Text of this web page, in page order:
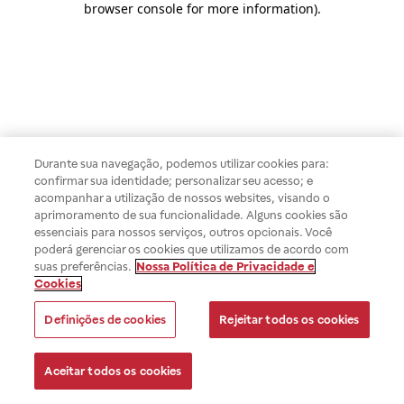
browser console for more information).
Durante sua navegação, podemos utilizar cookies para:
confirmar sua identidade; personalizar seu acesso; e
acompanhar a utilização de nossos websites, visando o
aprimoramento de sua funcionalidade. Alguns cookies são
essenciais para nossos serviços, outros opcionais. Você
poderá gerenciar os cookies que utilizamos de acordo com
suas preferências. Nossa Política de Privacidade e
Cookies
Definições de cookies Rejeitar todos os cookies
Aceitar todos os cookies